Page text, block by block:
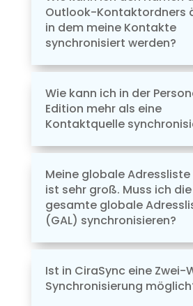
Outlook-Kontaktordners
in dem meine Kontakte
synchronisiert werden?
Wie kann ich in der
Edition mehr als eine
Kontaktquelle
Meine globale Adressliste
ist sehr groß. Muss ich die
gesamte globale
(GAL) synchronisieren?
Ist in CiraSync eine Zwei-
Synchronisierung